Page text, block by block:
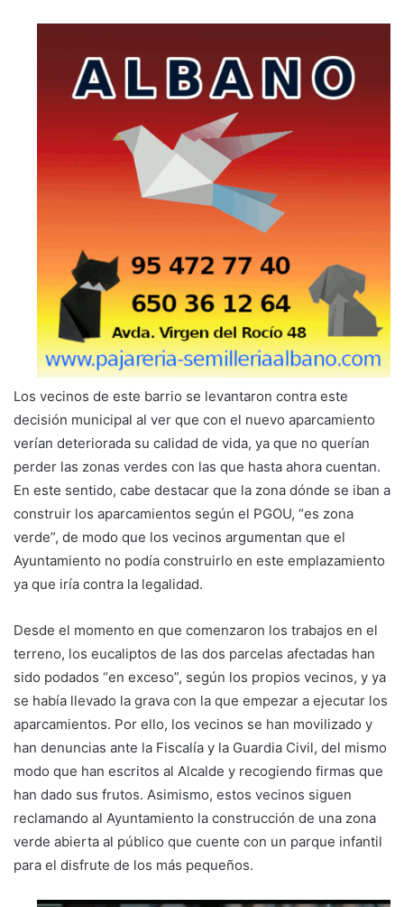
Los vecinos de este barrio se levantaron contra este
decisión municipal al ver que con el nuevo aparcamiento
verían deteriorada su calidad de vida, ya que no querían
perder las zonas verdes con las que hasta ahora cuentan.
En este sentido, cabe destacar que la zona dónde se iban a
construir los aparcamientos según el PGOU, “es zona
verde”, de modo que los vecinos argumentan que el
Ayuntamiento no podía construirlo en este emplazamiento
ya que iría contra la legalidad.
Desde el momento en que comenzaron los trabajos en el
terreno, los eucaliptos de las dos parcelas afectadas han
sido podados “en exceso”, según los propios vecinos, y ya
se había llevado la grava con la que empezar a ejecutar los
aparcamientos. Por ello, los vecinos se han movilizado y
han denuncias ante la Fiscalía y la Guardia Civil, del mismo
modo que han escritos al Alcalde y recogiendo firmas que
han dado sus frutos. Asimismo, estos vecinos siguen
reclamando al Ayuntamiento la construcción de una zona
verde abierta al público que cuente con un parque infantil
para el disfrute de los más pequeños.